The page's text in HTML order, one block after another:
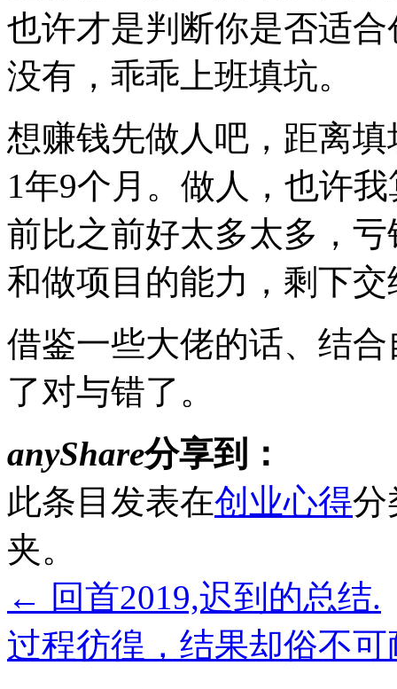
也许才是判断你是否适
没有，乖乖上班填坑。
想赚钱先做人吧，距离
1年9个月。做人，也许
前比之前好太多太多，
和做项目的能力，剩下
借鉴一些大佬的话、结
了对与错了。
anyShare分享到：
此条目发表在创业心得分
夹。
← 回首2019,迟到的总结.
过程彷徨，结果却俗不